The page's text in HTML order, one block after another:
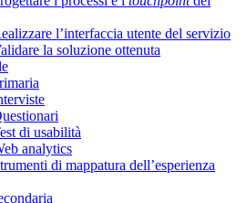
l’interfaccia utente del servizio
la soluzione ottenuta
di usabilità
analytics
di mappatura dell’esperienza